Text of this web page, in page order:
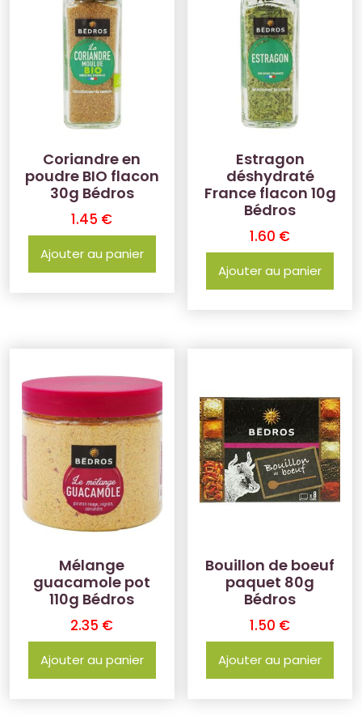
Coriandre en
poudre BIO flacon
30g Bédros
1.45 €
Ajouter au panier
Estragon
déshydraté
France flacon 10g
Bédros
1.60 €
Ajouter au panier
Mélange
guacamole pot
110g Bédros
2.35 €
Ajouter au panier
Bouillon de boeuf
paquet 80g
Bédros
1.50 €
Ajouter au panier